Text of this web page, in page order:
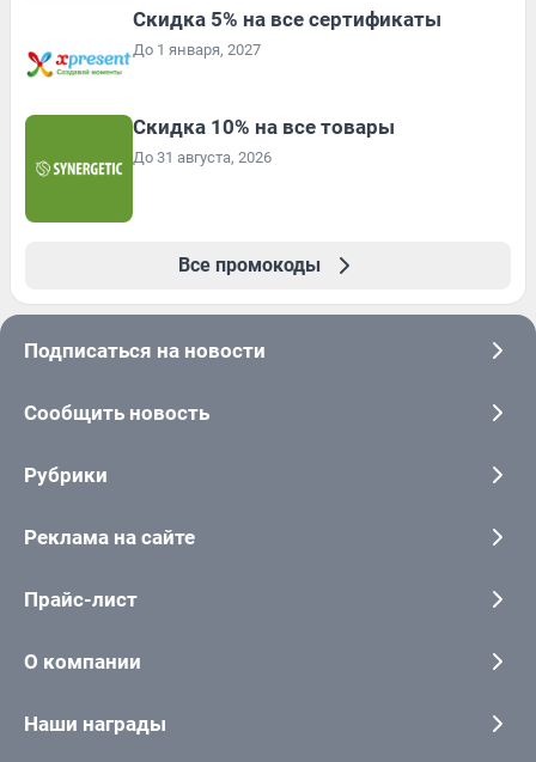
Скидка 5% на все сертификаты
До 1 января, 2027
Скидка 10% на все товары
До 31 августа, 2026
Все промокоды
Подписаться на новости
Сообщить новость
Рубрики
Реклама на сайте
Прайс-лист
О компании
Наши награды